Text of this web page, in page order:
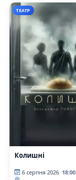
ТЕАТР
Колишні
6 серпня 2026 18:00